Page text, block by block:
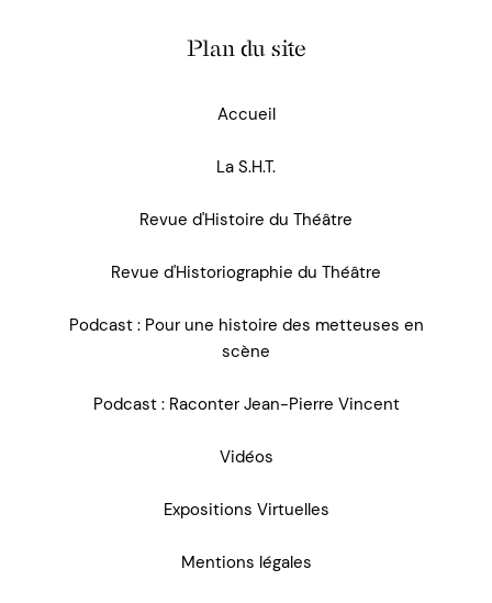
Plan du site
Accueil
La S.H.T.
Revue d'Histoire du Théâtre
Revue d'Historiographie du Théâtre
Podcast : Pour une histoire des metteuses en
scène
Podcast : Raconter Jean-Pierre Vincent
Vidéos
Expositions Virtuelles
Mentions légales